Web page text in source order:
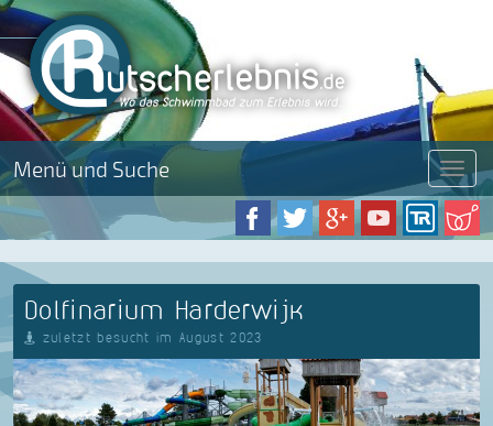
Menü und Suche Menü
Dolfinarium Harderwijk
zuletzt besucht im August 2023